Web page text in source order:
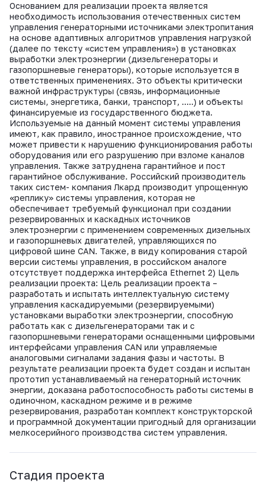
Основанием для реализации проекта является
необходимость использования отечественных систем
управления генераторными источниками электропитания
на основе адаптивных алгоритмов управления нагрузкой
(далее по тексту «систем управления») в установках
выработки электроэнергии (дизельгенераторы и
газопоршневые генераторы), которые используется в
ответственных применениях. Это объекты критически
важной инфраструктуры (связь, информационные
системы, энергетика, банки, транспорт, …..) и объекты
финансируемые из государственного бюджета.
Используемые на данный момент системы управления
имеют, как правило, иностранное происхождение, что
может привести к нарушению функционирования работы
оборудования или его разрушению при взломе каналов
управления. Также затруднена гарантийное и пост
гарантийное обслуживание. Российский производитель
таких систем- компания Лкард производит упрощенную
«реплику» системы управления, которая не
обеспечивает требуемый функционал при создании
резервированных и каскадных источников
электроэнергии с применением современных дизельных
и газопоршневых двигателей, управляющихся по
цифровой шине CAN. Также, в виду копирования старой
версии системы управления, в российском аналоге
отсутствует поддержка интерфейса Ethernet 2) Цель
реализации проекта: Цель реализации проекта –
разработать и испытать интеллектуальную систему
управления каскадируемыми (резервируемыми)
установками выработки электроэнергии, способную
работать как с дизельгенераторами так и с
газопоршневыми генераторами оснащенными цифровыми
интерфейсами управления CAN или управляемые
аналоговыми сигналами задания фазы и частоты. В
результате реализации проекта будет создан и испытан
прототип устанавливаемый на генераторный источник
энергии, доказана работоспособность работы системы в
одиночном, каскадном режиме и в режиме
резервирования, разработан комплект конструкторской
и программной документации пригодный для организации
мелкосерийного производства систем управления.
Стадия проекта
ВКонтакте